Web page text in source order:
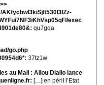
exec
qu7gqa
go.php
37tz1w
au Mali : Aliou Diallo lance
[…] en péril l’Etat